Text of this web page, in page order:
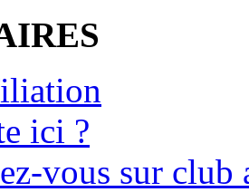
ici ?
vous sur